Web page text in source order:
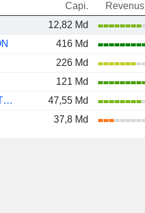
Capi.
Revenus
12,82 Md
416 Md
226 Md
121 Md
CONSTELLATION SOFTWARE INC.
47,55 Md
37,8 Md